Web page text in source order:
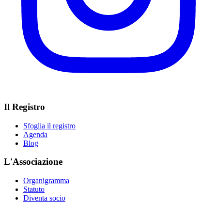
Il Registro
Sfoglia il registro
Agenda
Blog
L'Associazione
Organigramma
Statuto
Diventa socio